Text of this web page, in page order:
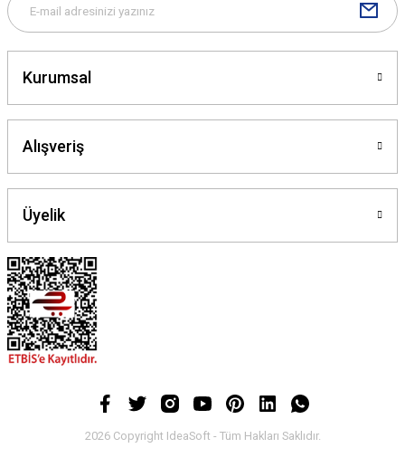
Kurumsal
Alışveriş
Üyelik
2026 Copyright IdeaSoft - Tüm Hakları Saklıdır.